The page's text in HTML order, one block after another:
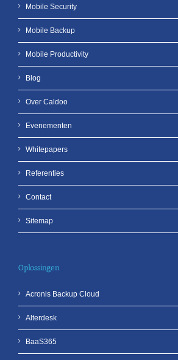
Mobile Security
Mobile Backup
Mobile Productivity
Blog
Over Caldoo
Evenementen
Whitepapers
Referenties
Contact
Sitemap
Oplossingen
Acronis Backup Cloud
Alterdesk
BaaS365